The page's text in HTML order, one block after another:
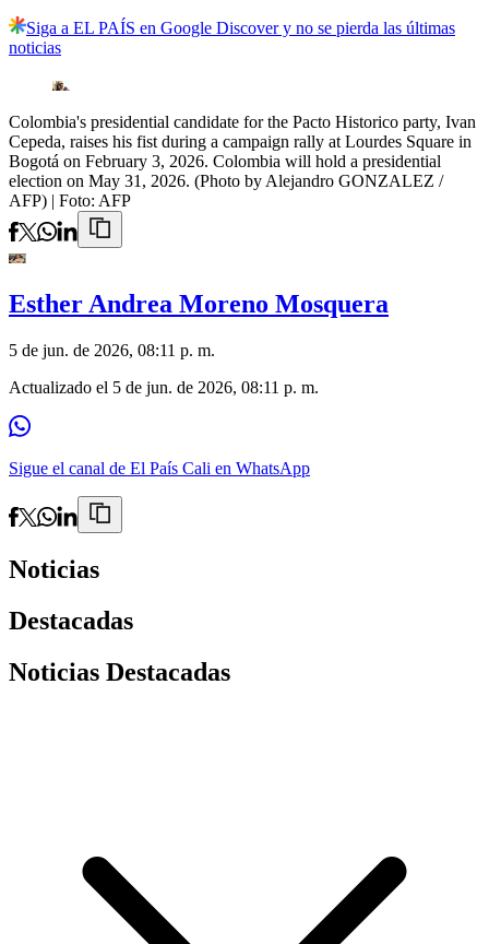
Siga a EL PAÍS en Google Discover y no se pierda las últimas
noticias
Colombia's presidential candidate for the Pacto Historico party, Ivan
Cepeda, raises his fist during a campaign rally at Lourdes Square in
Bogotá on February 3, 2026. Colombia will hold a presidential
election on May 31, 2026. (Photo by Alejandro GONZALEZ /
AFP) | Foto: AFP
Esther Andrea Moreno Mosquera
5 de jun. de 2026, 08:11 p. m.
Actualizado el 5 de jun. de 2026, 08:11 p. m.
Sigue el canal de El País Cali en WhatsApp
Noticias
Destacadas
Noticias Destacadas